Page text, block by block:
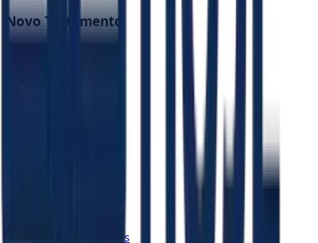
Novo Testamento
1 Tessalonicenses